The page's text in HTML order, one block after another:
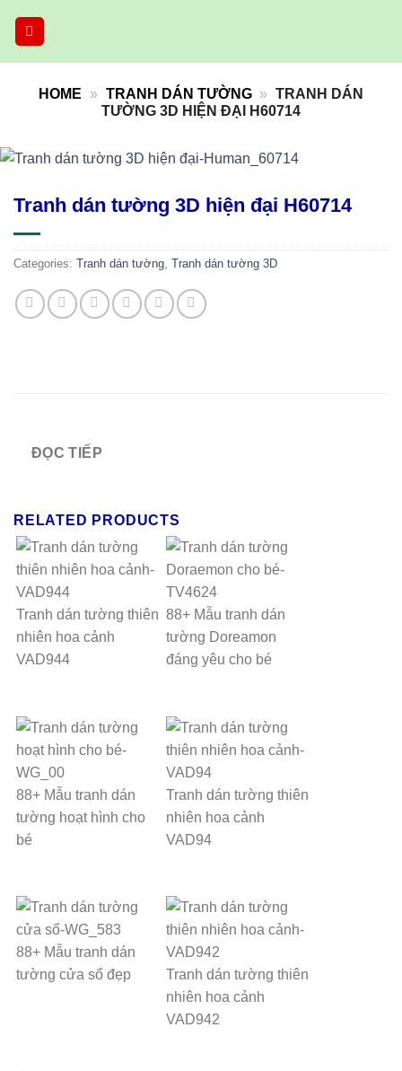
HOME » TRANH DÁN TƯỜNG » TRANH DÁN
TƯỜNG 3D HIỆN ĐẠI H60714
Tranh dán tường 3D hiện đại H60714
Categories: Tranh dán tường, Tranh dán tường 3D
ĐỌC TIẾP
RELATED PRODUCTS
Tranh dán tường thiên
nhiên hoa cảnh
VAD944
88+ Mẫu tranh dán
tường Doreamon
đáng yêu cho bé
88+ Mẫu tranh dán
tường hoạt hình cho
bé
Tranh dán tường thiên
nhiên hoa cảnh
VAD94
88+ Mẫu tranh dán
tường cửa sổ đẹp
Tranh dán tường thiên
nhiên hoa cảnh
VAD942